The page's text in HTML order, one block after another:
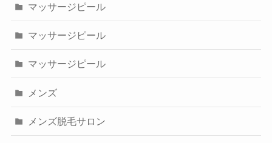
マッサージピール
マッサージピール
マッサージピール
メンズ
メンズ脱毛サロン